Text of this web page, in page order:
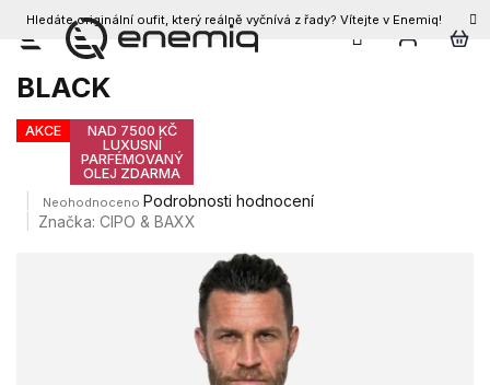
Přejít
obsah
Hledáte originální oufit, který reálně vyčnívá z řady? Vítejte v Enemiq!
CZK
Pánské triko CIPO & BAXX CT589
BLACK
AKCE
NAD 7500 KČ
LUXUSNÍ
PARFÉMOVANÝ
OLEJ ZDARMA
Průměrné
hodnocení
Neohodnoceno Podrobnosti hodnocení
Značka:CIPO & BAXX